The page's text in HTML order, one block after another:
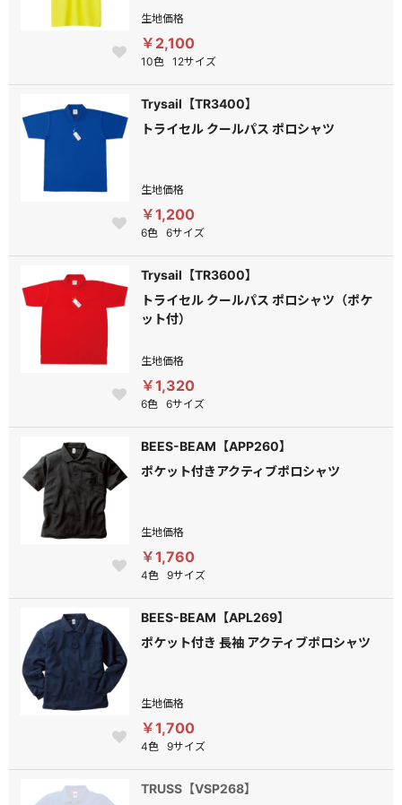
生地価格
￥2,100
10色 12サイズ
Trysail【TR3400】
トライセル クールパス ポロシャツ
生地価格
￥1,200
6色 6サイズ
Trysail【TR3600】
トライセル クールパス ポロシャツ（ポケ
ット付）
生地価格
￥1,320
6色 6サイズ
BEES-BEAM【APP260】
ポケット付きアクティブポロシャツ
生地価格
￥1,760
4色 9サイズ
BEES-BEAM【APL269】
ポケット付き 長袖 アクティブポロシャツ
生地価格
￥1,700
4色 9サイズ
TRUSS【VSP268】